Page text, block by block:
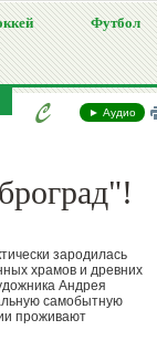
Футбол
► Аудио
зародилась
храмов и древних
Андрея
самобытную
проживают